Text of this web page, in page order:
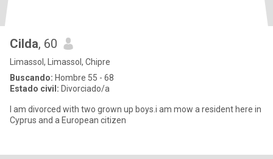
Cilda, 60
Limassol, Limassol, Chipre
Buscando: Hombre 55 - 68
Estado civil: Divorciado/a
I am divorced with two grown up boys.i am mow a resident here in
Cyprus and a European citizen